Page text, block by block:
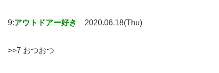
9:アウトドアー好き 2020.06.18(Thu)
>>7 おつおつ